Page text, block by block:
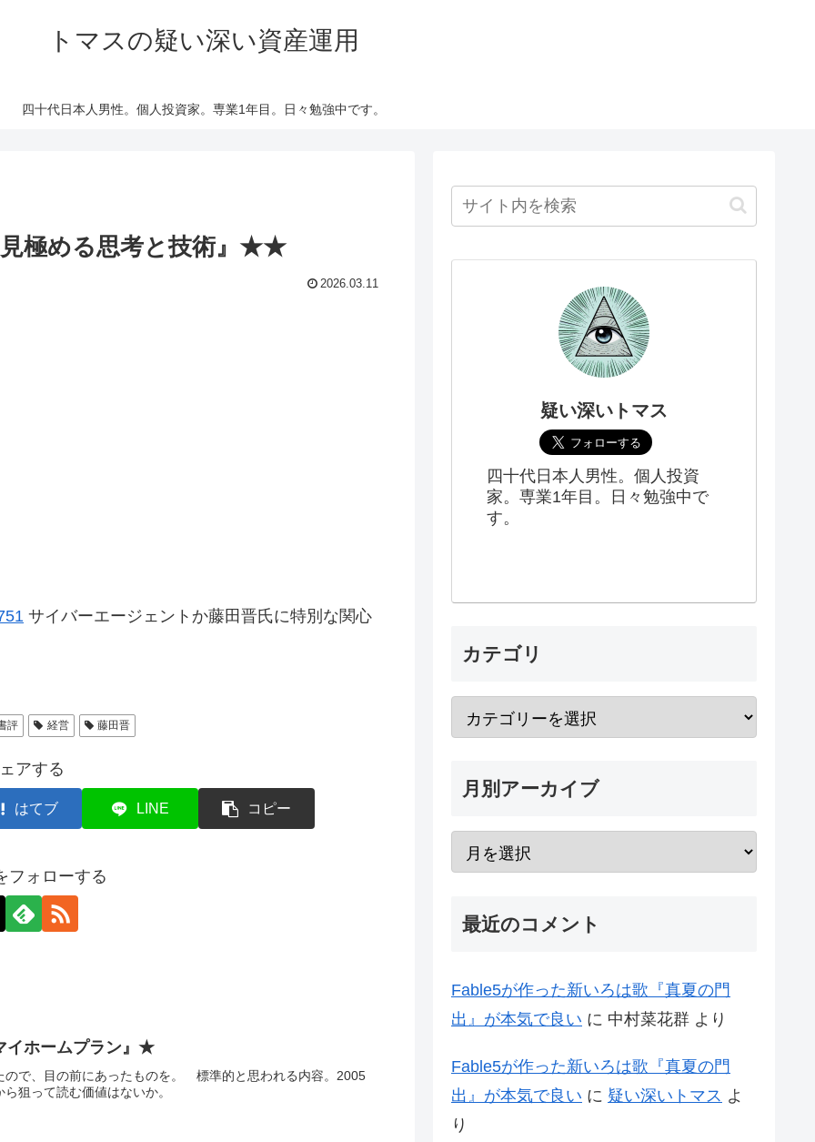
トマスの疑い深い資産運用
四十代日本人男性。個人投資家。専業1年目。日々勉強中です。
見極める思考と技術』★★
2026.03.11
サイバーエージェントか藤田晋氏に特別な関心
評 経営 藤田晋
アする
はてブ LINE コピー
フォローする
イホームプラン』★
ので、目の前にあったものを。 標準的と思われる内容。2005
狙って読む価値はないか。
疑い深いトマス
四十代日本人男性。個人投資
家。専業1年目。日々勉強中で
す。
カテゴリ
月別アーカイブ
最近のコメント
Fable5が作った新いろは歌『真夏の門
出』が本気で良い に 中村菜花群 より
Fable5が作った新いろは歌『真夏の門
出』が本気で良い に 疑い深いトマス よ
り